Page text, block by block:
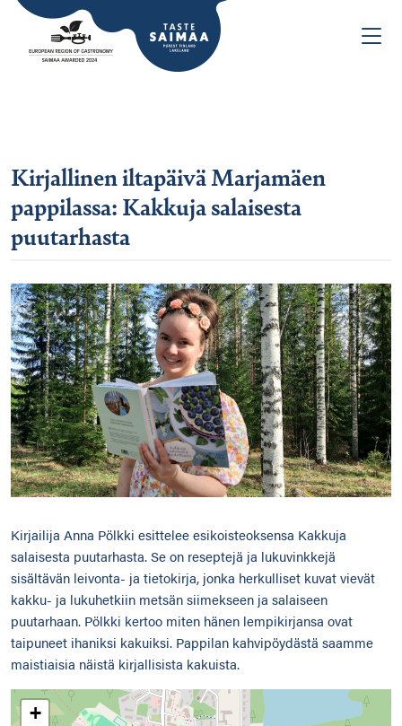
Kirjallinen iltapäivä Marjamäen
pappilassa: Kakkuja salaisesta
puutarhasta
Kirjailija Anna Pölkki esittelee esikoisteoksensa Kakkuja
salaisesta puutarhasta. Se on reseptejä ja lukuvinkkejä
sisältävän leivonta- ja tietokirja, jonka herkulliset kuvat vievät
kakku- ja lukuhetkiin metsän siimekseen ja salaiseen
puutarhaan. Pölkki kertoo miten hänen lempikirjansa ovat
taipuneet ihaniksi kakuiksi. Pappilan kahvipöydästä saamme
maistiaisia näistä kirjallisista kakuista.
+